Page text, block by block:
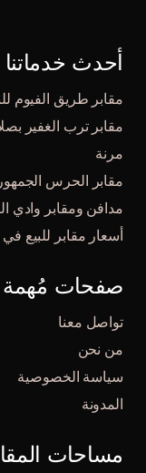
أحدث خدماتنا
مقابر طريق الفيوم
مقابر ترب الغفير
مرنة
مقابر الحرس
مدافن ومقابر وادي
أسعار مقابر للبيع في
صفحات مُهمة
تواصل معنا
من نحن
سياسة الخصوصية
المدونة
مساحات